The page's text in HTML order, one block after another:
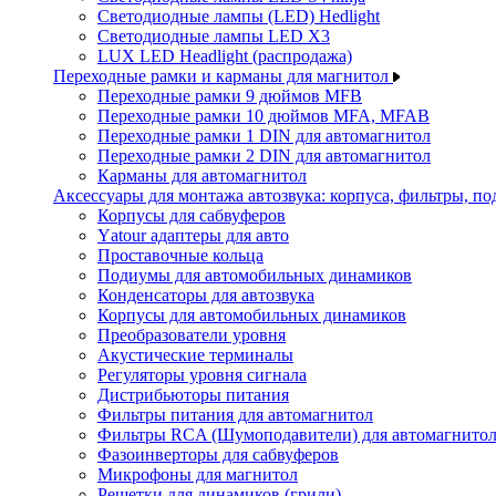
Светодиодные лампы (LED) Hedlight
Светодиодные лампы LED X3
LUX LED Headlight (распродажа)
Переходные рамки и карманы для магнитол
Переходные рамки 9 дюймов MFB
Переходные рамки 10 дюймов MFA, MFAB
Переходные рамки 1 DIN для автомагнитол
Переходные рамки 2 DIN для автомагнитол
Карманы для автомагнитол
Аксессуары для монтажа автозвука: корпуса, фильтры,
Корпусы для сабвуферов
Yаtour адаптеры для авто
Проставочные кольца
Подиумы для автомобильных динамиков
Конденсаторы для автозвука
Корпусы для автомобильных динамиков
Преобразователи уровня
Акустические терминалы
Регуляторы уровня сигнала
Дистрибьюторы питания
Фильтры питания для автомагнитол
Фильтры RCA (Шумоподавители) для автомагнитол
Фазоинверторы для сабвуферов
Микрофоны для магнитол